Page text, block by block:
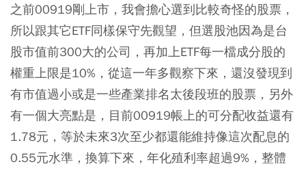
之前00919剛上市，我會擔心選到比較奇怪的股票，
所以跟其它ETF同樣保守先觀望，但選股池因為是台
股市值前300大的公司，再加上ETF每一檔成分股的
權重上限是10%，從這一年多觀察下來，還沒發現到
有市值過小或是一些產業排名太後段班的股票，另外
有一個大亮點是，目前00919帳上的可分配收益還有
1.78元，等於未來3次至少都還能維持像這次配息的
0.55元水準，換算下來，年化殖利率超過9%，整體